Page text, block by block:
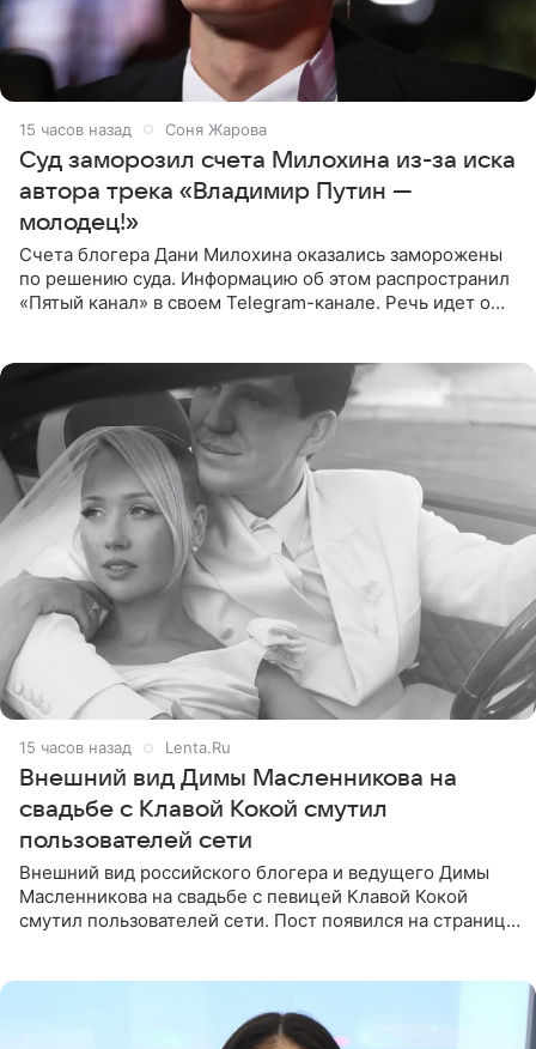
15 часов назад Соня Жарова
Суд заморозил счета Милохина из-за иска
автора трека «Владимир Путин —
молодец!»
Счета блогера Дани Милохина оказались заморожены
по решению суда. Информацию об этом распространил
«Пятый канал» в своем Telegram-канале. Речь идет о
15 часов назад Lenta.Ru
Внешний вид Димы Масленникова на
свадьбе с Клавой Кокой смутил
пользователей сети
Внешний вид российского блогера и ведущего Димы
Масленникова на свадьбе с певицей Клавой Кокой
смутил пользователей сети. Пост появился на странице